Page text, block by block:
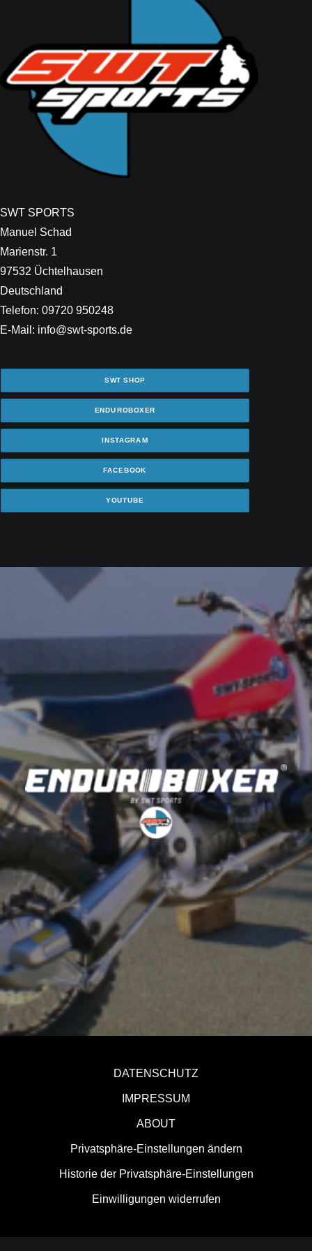
SWT SPORTS
Manuel Schad
Marienstr. 1
97532 Üchtelhausen
Deutschland
Telefon: 09720 950248
E-Mail: info@swt-sports.de
SWT SHOP
ENDUROBOXER
INSTAGRAM
FACEBOOK
YOUTUBE
DATENSCHUTZ
IMPRESSUM
ABOUT
Privatsphäre-Einstellungen ändern
Historie der Privatsphäre-Einstellungen
Einwilligungen widerrufen